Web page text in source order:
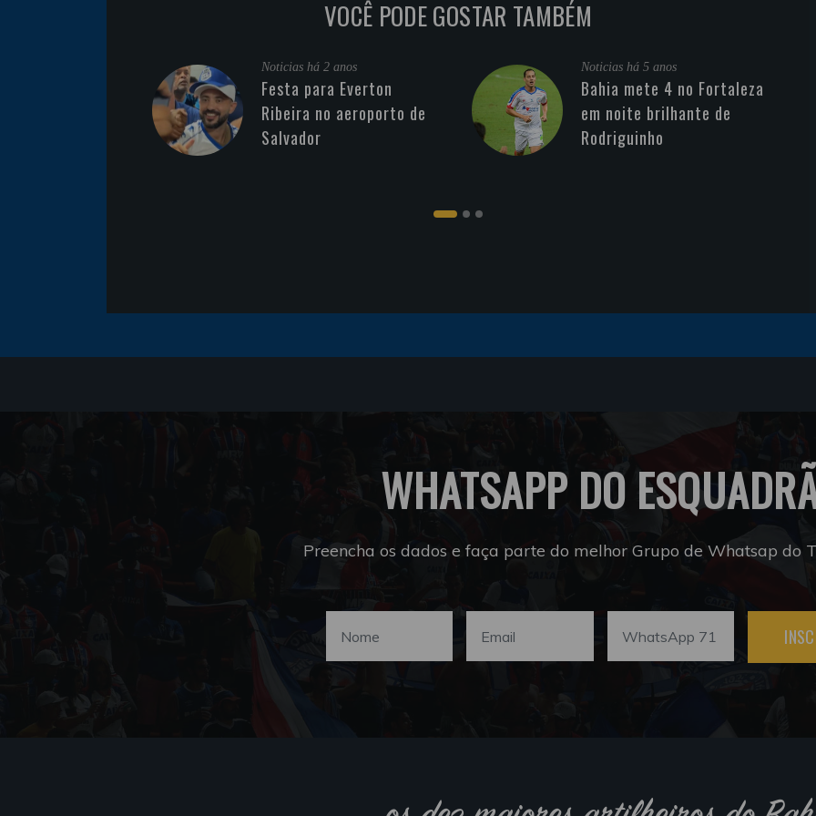
VOCÊ PODE GOSTAR TAMBÉM
Noticias há 2 anos
Festa para Everton
Ribeira no aeroporto de
Salvador
Noticias há 5 anos
Bahia mete 4 no Fortaleza
em noite brilhante de
Rodriguinho
WHATSAPP DO
Preencha os dados e faça parte do melhor Grupo de Whatsap do